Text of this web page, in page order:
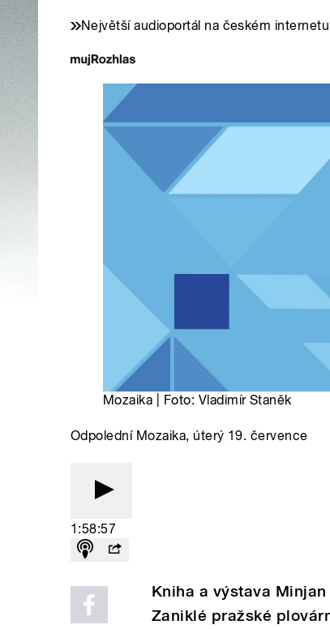
Největší audioportál na českém internetu
Mozaika | Foto: Vladimír Staněk
Odpolední Mozaika, úterý 19. července
1:58:57
Kniha a výstava
Zaniklé pražské